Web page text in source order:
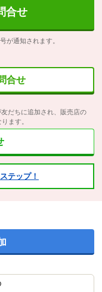
合せ
が通知されます。
合せ
だちに追加され、販売店の
ます。
テップ！